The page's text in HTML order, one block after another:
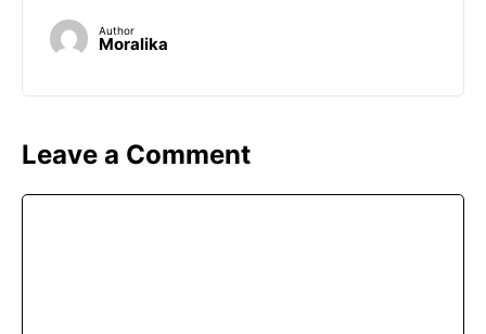
Author
Moralika
Leave a Comment